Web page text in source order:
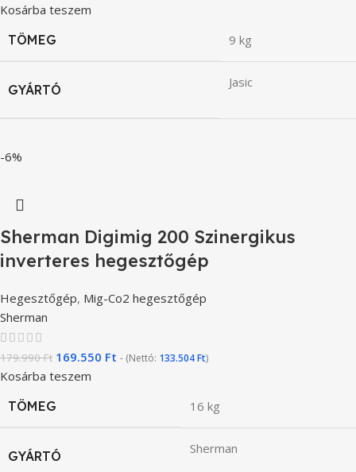
Kosárba teszem
TÖMEG
9 kg
GYÁRTÓ Jasic
-6%
Sherman Digimig 200 Szinergikus
inverteres hegesztőgép
Hegesztőgép, Mig-Co2 hegesztőgép
Sherman
179.990Ft 169.550 Ft - (Nettó: 133.504Ft)
Kosárba teszem
TÖMEG
16 kg
GYÁRTÓ Sherman